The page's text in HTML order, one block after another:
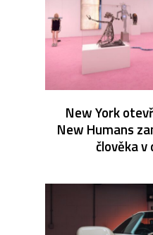
New York
New Humans
člověka